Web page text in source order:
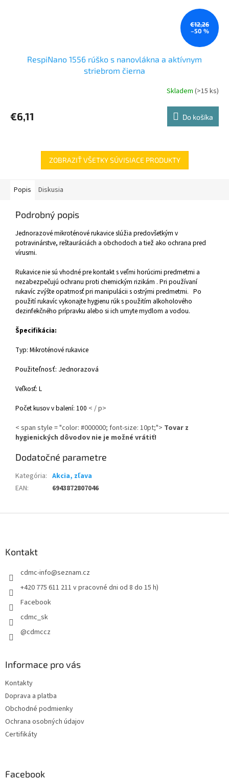
€12,26
–50 %
RespiNano 1556 rúško s nanovlákna a aktívnym
striebrom čierna
Skladem (>15 ks)
€6,11 Do košíka
ZOBRAZIŤ VŠETKY SÚVISIACE PRODUKTY
Popis Diskusia
Podrobný popis
Jednorazové mikroténové rukavice slúžia predovšetkým v
potravinárstve, reštauráciách a obchodoch a tiež ako ochrana pred
vírusmi.
Rukavice nie sú vhodné pre kontakt s veľmi horúcimi predmetmi a
nezabezpečujú ochranu proti chemickým rizikám . Pri používaní
rukavíc zvýšte opatrnosť pri manipulácii s ostrými predmetmi. Po
použití rukavíc vykonajte hygienu rúk s použitím alkoholového
dezinfekčného prípravku alebo si ich umyte mydlom a vodou.
Špecifikácia:
Typ: Mikroténové rukavice
Použiteľnosť: Jednorazová
Veľkosť: L
Počet kusov v balení: 100 < / p>
< span style = "color: #000000; font-size: 10pt;"> Tovar z
hygienických dôvodov nie je možné vrátiť!
Dodatočné parametre
Kategória: Akcia, zľava
EAN: 6943872807046
Kontakt
cdmc-info@seznam.cz
+420 775 611 211 v pracovné dni od 8 do 15 h)
Facebook
cdmc_sk
@cdmccz
Informace pro vás
Kontakty
Doprava a platba
Obchodné podmienky
Ochrana osobných údajov
Certifikáty
Facebook